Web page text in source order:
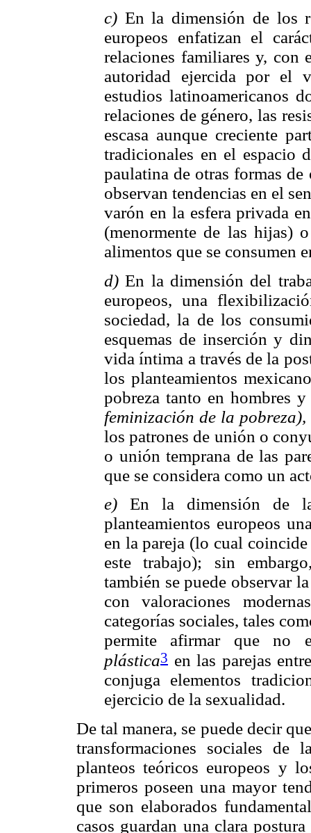
c) En la dimensión de los
europeos enfatizan el
relaciones familiares y, con
autoridad ejercida por el
estudios latinoamericanos
relaciones de género, las
escasa aunque creciente
tradicionales en el espacio
paulatina de otras formas
observan tendencias en el
varón en la esfera privada
(menormente de las hijas)
alimentos que se consumen
d) En la dimensión del
europeos, una
sociedad, la de los
esquemas de inserción y
vida íntima a través de la
los planteamientos
pobreza tanto en hombres
feminización de la pobreza),
los patrones de unión o
o unión temprana de las
que se considera como un
e) En la dimensión de
planteamientos europeos
en la pareja (lo cual
este trabajo); sin
también se puede observar
con valoraciones
categorías sociales, tales
permite afirmar que no
plástica3 en las parejas
conjuga elementos
ejercicio de la sexualidad.
De tal manera, se puede decir
transformaciones sociales
planteos teóricos europeos y
primeros poseen una mayor
que son elaborados
casos guardan una clara